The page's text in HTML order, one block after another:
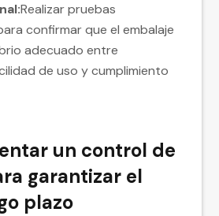
Realizar pruebas
confirmar que el embalaje
adecuado entre
de uso y cumplimiento
un control de
garantizar el
plazo